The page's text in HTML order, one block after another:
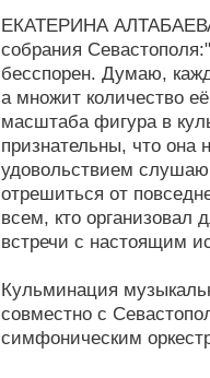
ЕКАТЕРИНА
собрания
бесспорен. Думаю,
а множит количество
масштаба фигура в
признательны, что
удовольствием слушаю
отрешиться от
всем, кто организовал
встречи с настоящим
Кульминация
совместно с
симфоническим